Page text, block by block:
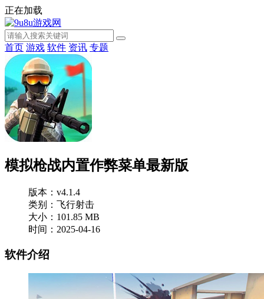
正在加载
首页 游戏 软件 资讯 专题
模拟枪战内置作弊菜单最新版
版本：v4.1.4
类别：飞行射击
大小：101.85 MB
时间：2025-04-16
软件介绍